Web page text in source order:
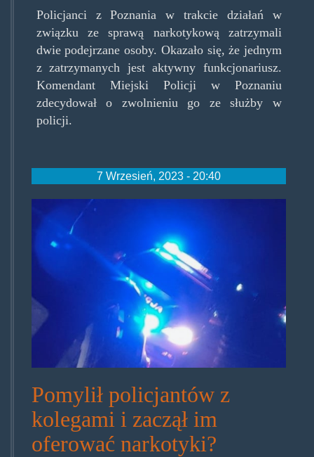
Policjanci z Poznania w trakcie działań w
związku ze sprawą narkotykową zatrzymali
dwie podejrzane osoby. Okazało się, że jednym
z zatrzymanych jest aktywny funkcjonariusz.
Komendant Miejski Policji w Poznaniu
zdecydował o zwolnieniu go ze służby w
policji.
7 Wrzesień, 2023 - 20:40
336-
344653.jpg
Pomylił policjantów z
kolegami i zaczął im
oferować narkotyki?